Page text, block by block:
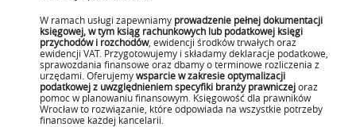
W ramach usługi zapewniamy prowadzenie pełnej dokumentacji
księgowej, w tym ksiąg rachunkowych lub podatkowej księgi
przychodów i rozchodów, ewidencji środków trwałych oraz
ewidencji VAT. Przygotowujemy i składamy deklaracje podatkowe,
sprawozdania finansowe oraz dbamy o terminowe rozliczenia z
urzędami. Oferujemywsparcie w zakresie optymalizacji
podatkowej z uwzględnieniem specyfiki branży prawniczejoraz
pomoc w planowaniu finansowym. Księgowość dla prawników
Wrocław to rozwiązanie, które odpowiada na wszystkie potrzeby
finansowe każdej kancelarii.